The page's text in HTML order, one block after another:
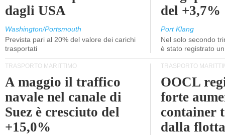
dagli USA
Washington/Portsmouth
Prevista pari al 20% del valore dei carichi
trasportati
del +3,7%
Port Klang
Nel solo secondo
è stato registrato
TRASPORTO MARITTIMO
A maggio il traffico
navale nel canale di
Suez è cresciuto del
+15,0%
TRASPORTO
OOCL
forte
container
dalla